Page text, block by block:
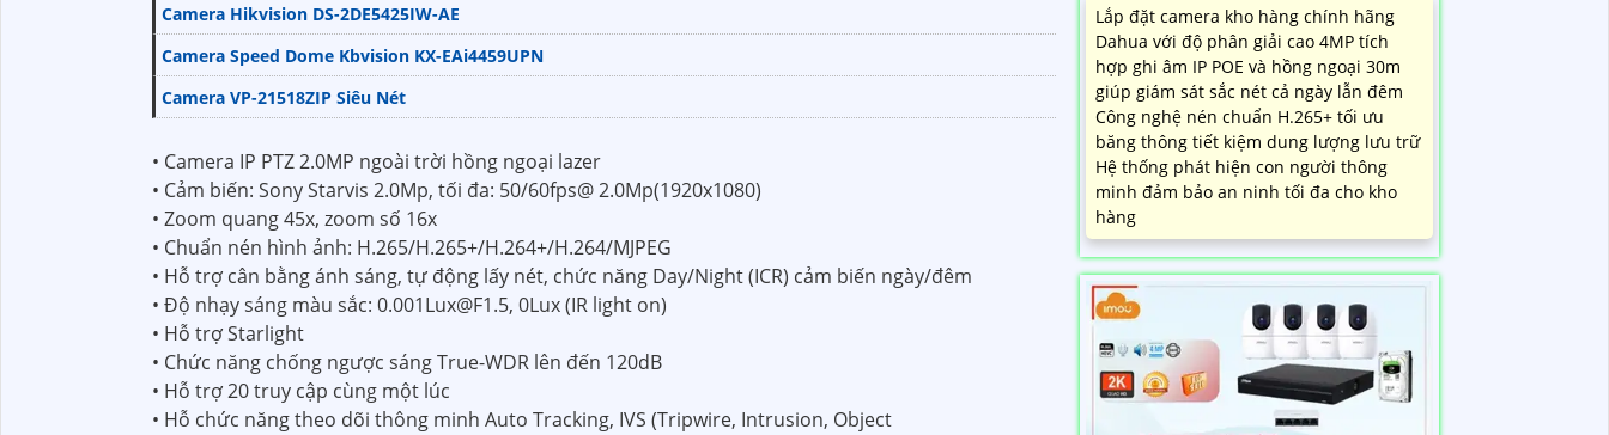
Camera Hikvision DS-2DE5425IW-AE
Camera Speed Dome Kbvision KX-EAi4459UPN
Camera VP-21518ZIP Siêu Nét
• Camera IP PTZ 2.0MP ngoài trời hồng ngoại lazer
• Cảm biến: Sony Starvis 2.0Mp, tối đa: 50/60fps@ 2.0Mp(1920x1080)
• Zoom quang 45x, zoom số 16x
• Chuẩn nén hình ảnh: H.265/H.265+/H.264+/H.264/MJPEG
• Hỗ trợ cân bằng ánh sáng, tự động lấy nét, chức năng Day/Night (ICR) cảm biến ngày/đêm
• Độ nhạy sáng màu sắc: 0.001Lux@F1.5, 0Lux (IR light on)
• Hỗ trợ Starlight
• Chức năng chống ngược sáng True-WDR lên đến 120dB
• Hỗ trợ 20 truy cập cùng một lúc
• Hỗ chức năng theo dõi thông minh Auto Tracking, IVS (Tripwire, Intrusion, Object
Lắp đặt camera kho hàng chính hãng
Dahua với độ phân giải cao 4MP tích
hợp ghi âm IP POE và hồng ngoại 30m
giúp giám sát sắc nét cả ngày lẫn đêm
Công nghệ nén chuẩn H.265+ tối ưu
băng thông tiết kiệm dung lượng lưu trữ
Hệ thống phát hiện con người thông
minh đảm bảo an ninh tối đa cho kho
hàng